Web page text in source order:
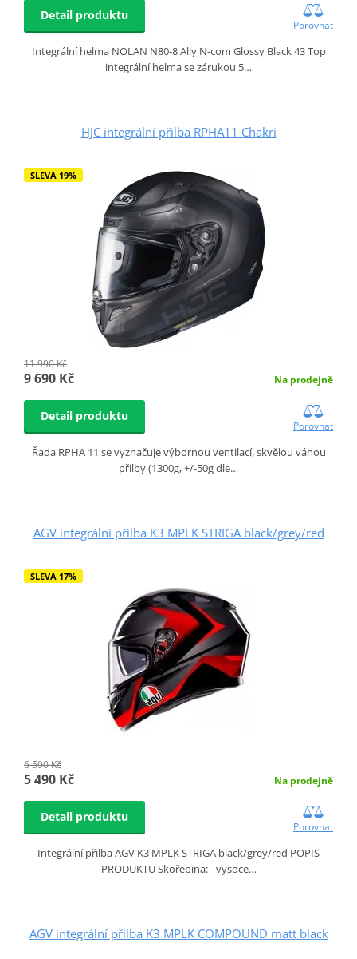
Detail produktu
Porovnat
Integrální helma NOLAN N80-8 Ally N-com Glossy Black 43 Top
integrální helma se zárukou 5…
HJC integrální přilba RPHA11 Chakri
SLEVA 19%
11 990 Kč
9 690 Kč Na prodejně
Detail produktu
Porovnat
Řada RPHA 11 se vyznačuje výbornou ventilací, skvělou váhou
přilby (1300g, +/-50g dle…
AGV integrální přilba K3 MPLK STRIGA black/grey/red
SLEVA 17%
6 590 Kč
5 490 Kč Na prodejně
Detail produktu
Porovnat
Integrální přilba AGV K3 MPLK STRIGA black/grey/red POPIS
PRODUKTU Skořepina: - vysoce…
AGV integrální přilba K3 MPLK COMPOUND matt black